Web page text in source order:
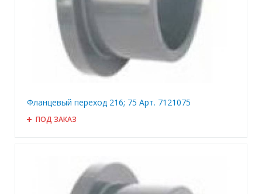
Фланцевый переход 216; 75 Арт. 7121075
ПОД ЗАКАЗ